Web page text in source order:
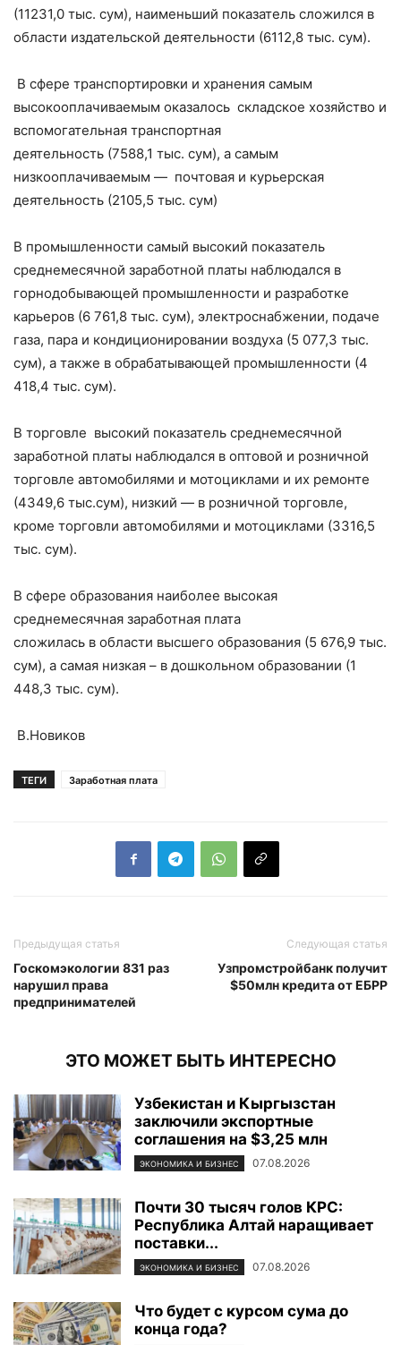
(11231,0 тыс. сум), наименьший показатель сложился в
области издательской деятельности (6112,8 тыс. сум).
В сфере транспортировки и хранения самым
высокооплачиваемым оказалось складское хозяйство и
вспомогательная транспортная
деятельность (7588,1 тыс. сум), а самым
низкооплачиваемым — почтовая и курьерская
деятельность (2105,5 тыс. сум)
В промышленности самый высокий показатель
среднемесячной заработной платы наблюдался в
горнодобывающей промышленности и разработке
карьеров (6 761,8 тыс. сум), электроснабжении, подаче
газа, пара и кондиционировании воздуха (5 077,3 тыс.
сум), а также в обрабатывающей промышленности (4
418,4 тыс. сум).
В торговле высокий показатель среднемесячной
заработной платы наблюдался в оптовой и розничной
торговле автомобилями и мотоциклами и их ремонте
(4349,6 тыс.сум), низкий — в розничной торговле,
кроме торговли автомобилями и мотоциклами (3316,5
тыс. сум).
В сфере образования наиболее высокая
среднемесячная заработная плата
сложилась в области высшего образования (5 676,9 тыс.
сум), а самая низкая – в дошкольном образовании (1
448,3 тыс. сум).
В.Новиков
ТЕГИ Заработная плата
Предыдущая статья
Госкомэкологии 831 раз
нарушил права
предпринимателей
Следующая статья
Узпромстройбанк получит
$50млн кредита от ЕБРР
ЭТО МОЖЕТ БЫТЬ ИНТЕРЕСНО
Узбекистан и Кыргызстан
заключили экспортные
соглашения на $3,25 млн
ЭКОНОМИКА И БИЗНЕС 07.08.2026
Почти 30 тысяч голов КРС:
Республика Алтай наращивает
поставки...
ЭКОНОМИКА И БИЗНЕС 07.08.2026
Что будет с курсом сума до
конца года?